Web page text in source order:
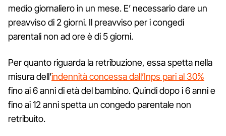
medio giornaliero in un mese. E’ necessario dare un
preavviso di 2 giorni. Il preavviso per i congedi
parentali non ad ore è di 5 giorni.
Per quanto riguarda la retribuzione, essa spetta nella
misura dell’indennità concessa dall’Inps pari al 30%
fino ai 6 anni di età del bambino. Quindi dopo i 6 anni e
fino ai 12 anni spetta un congedo parentale non
retribuito.